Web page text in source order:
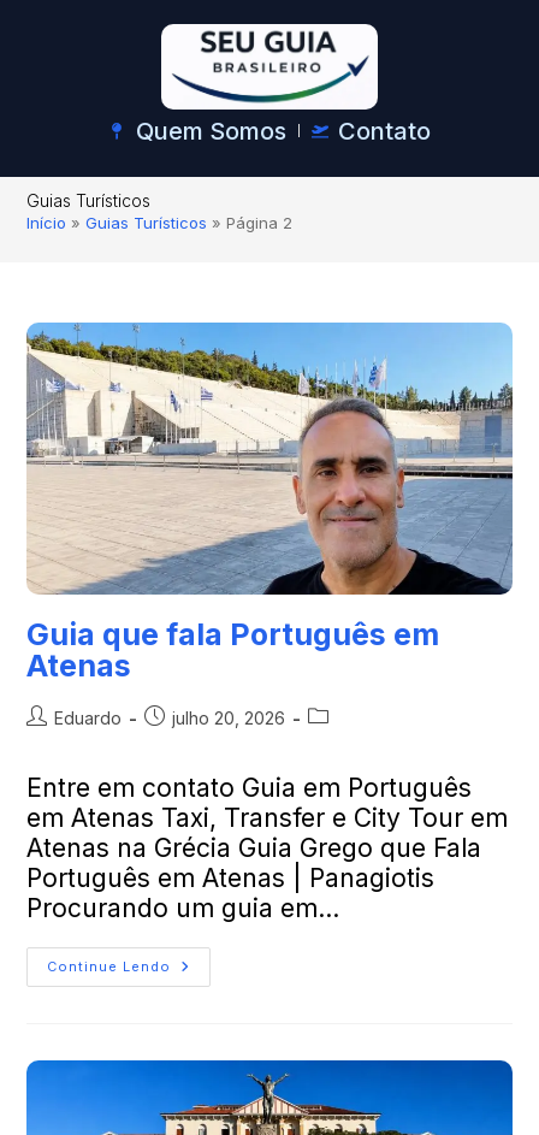
Quem Somos Contato
Guias Turísticos
Início »Guias Turísticos »Página 2
Guia que fala Português em
Atenas
Eduardo julho 20, 2026
Entre em contato Guia em Português
em Atenas Taxi, Transfer e City Tour em
Atenas na Grécia Guia Grego que Fala
Português em Atenas | Panagiotis
Procurando um guia em…
Continue Lendo